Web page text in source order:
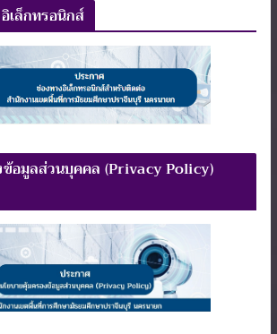
เล็กทรอนิกส์
ข้อมูลส่วนบุคคล (Privacy Policy)